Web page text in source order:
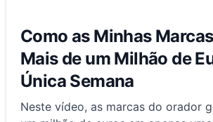
Como as Minhas
Mais de um Milhão de
Única Semana
Neste vídeo, as marcas do orador